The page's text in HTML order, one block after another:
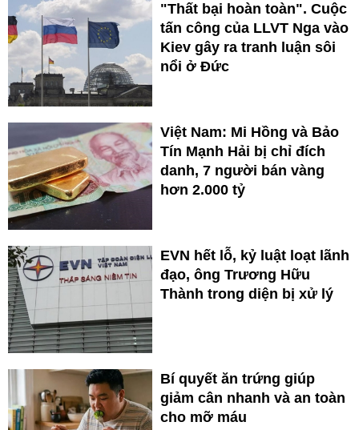
"Thất bại hoàn toàn". Cuộc
tấn công của LLVT Nga vào
Kiev gây ra tranh luận sôi
nổi ở Đức
Việt Nam: Mi Hồng và Bảo
Tín Mạnh Hải bị chỉ đích
danh, 7 người bán vàng
hơn 2.000 tỷ
EVN hết lỗ, kỷ luật loạt lãnh
đạo, ông Trương Hữu
Thành trong diện bị xử lý
Bí quyết ăn trứng giúp
giảm cân nhanh và an toàn
cho mỡ máu